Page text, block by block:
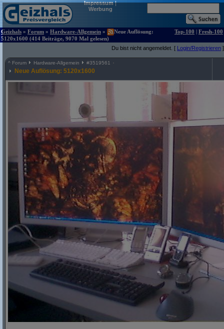
Impressum|
Werbung
Geizhals » Forum » Hardware-Allgemein »
Neue Auflösung:
5120x1600 (414 Beiträge, 9070 Mal gelesen)
Top-100 | Fresh-100
Du bist nicht angemeldet. [ Login/Registrieren ]
^ Forum Hardware-Allgemein #3519561
Neue Auflösung: 5120x1600